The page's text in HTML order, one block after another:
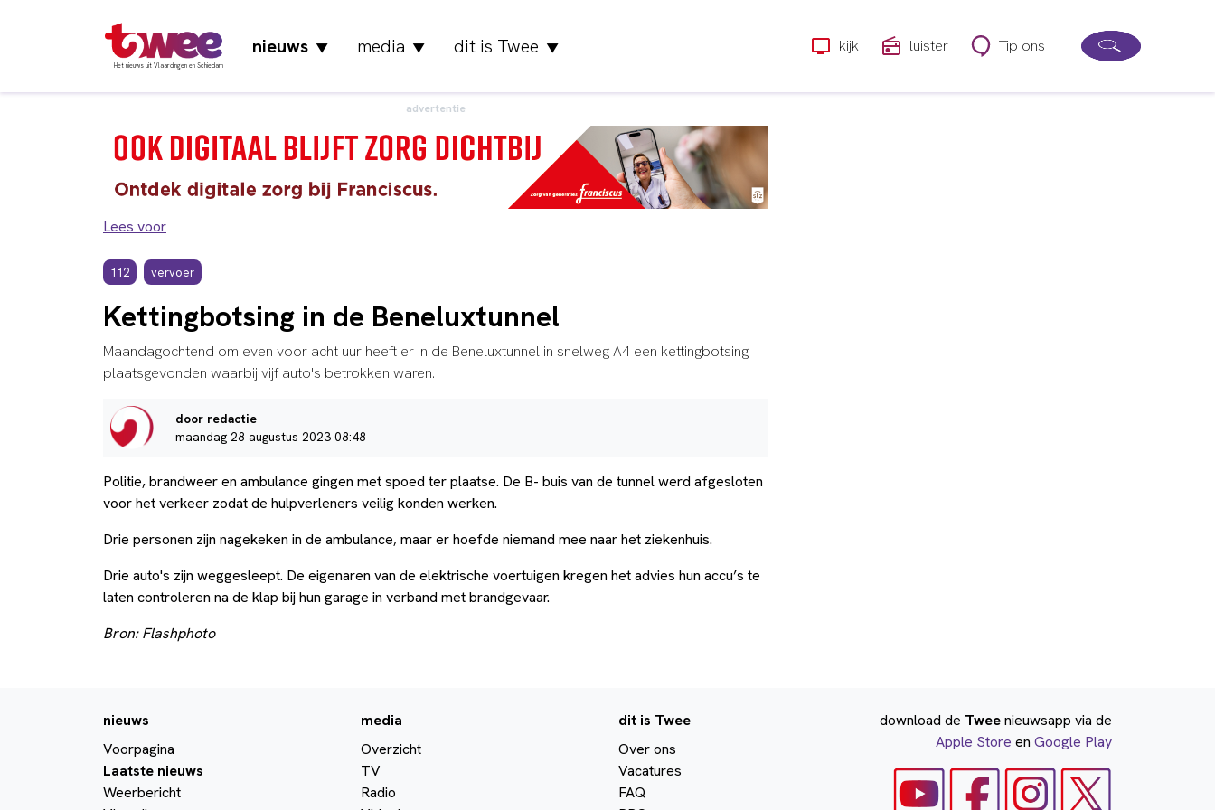
Het nieuws uit Vlaardingen en Schiedam
nieuws▼ media ▼ dit is Twee ▼ kijk luister Tip ons
advertentie
Lees voor
112 vervoer
Kettingbotsing in de Beneluxtunnel
Maandagochtend om even voor acht uur heeft er in de Beneluxtunnel in snelweg A4 een kettingbotsing
plaatsgevonden waarbij vijf auto's betrokken waren.
door redactie
maandag 28 augustus 2023 08:48
Politie, brandweer en ambulance gingen met spoed ter plaatse. De B- buis van de tunnel werd afgesloten
voor het verkeer zodat de hulpverleners veilig konden werken.
Drie personen zijn nagekeken in de ambulance, maar er hoefde niemand mee naar het ziekenhuis.
Drie auto's zijn weggesleept. De eigenaren van de elektrische voertuigen kregen het advies hun accu’s te
laten controleren na de klap bij hun garage in verband met brandgevaar.
Bron: Flashphoto
nieuws
Voorpagina
Laatste nieuws
Weerbericht
media
Overzicht
TV
Radio
dit is Twee
Over ons
Vacatures
FAQ
download de Tweenieuwsapp via de
Apple Store en Google Play